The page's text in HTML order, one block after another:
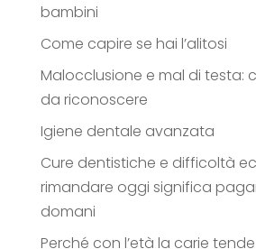
bambini
Come capire se hai l’alitosi
Malocclusione e mal di testa:
da riconoscere
Igiene dentale avanzata
Cure dentistiche e difficoltà
rimandare oggi significa
domani
Perché con l’età la carie